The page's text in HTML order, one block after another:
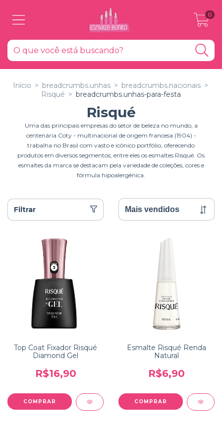
0
Início > breadcrumbs.unhas > breadcrumbs.nacionais >
Risqué > breadcrumbs.unhas-para-festa
Risqué
Uma das principais empresas do setor de beleza no mundo, a
centenária Coty - multinacional de origem francesa (1904) -
trabalha no Brasil com vasto e icônico portfólio, oferecendo
produtos em diversos segmentos, entre eles os esmaltes Risqué. Os
esmaltes da marca se destacam pela variedade de coleções, cores e
fórmula hipoalergênica.
Filtrar
Top Coat Fixador Risqué
Diamond Gel
R$16,90
Esmalte Risqué Renda
Natural
R$6,90